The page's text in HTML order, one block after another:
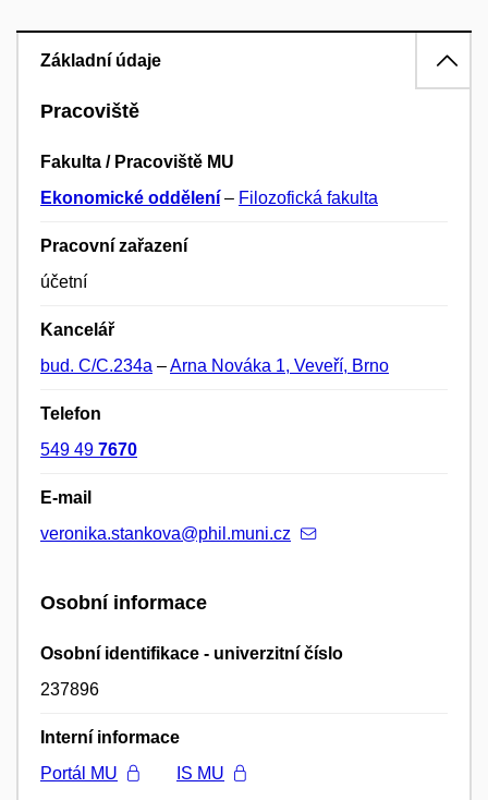
Základní údaje
Pracoviště
Fakulta / Pracoviště MU
Ekonomické oddělení – Filozofická fakulta
Pracovní zařazení
účetní
Kancelář
bud. C/C.234a –Arna Nováka 1, Veveří, Brno
Telefon
549 49 7670
E-mail
veronika.stankova@phil.muni.cz
Osobní informace
Osobní identifikace - univerzitní číslo
237896
Interní informace
Portál MU
IS MU